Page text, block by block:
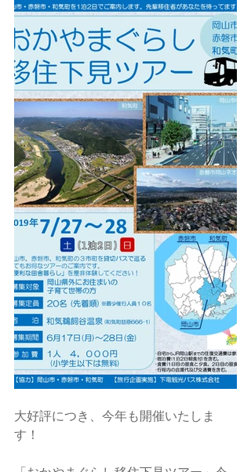
大好評につき、今年も開催いたしま
す！